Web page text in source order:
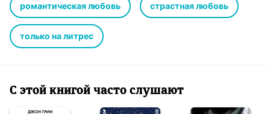
романтическая любовь страстная любовь
только на литрес
С этой книгой часто слушают